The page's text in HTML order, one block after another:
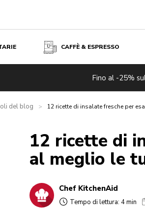
CAFFÈ & ESPRESSO
Fino al -25%
del blog > 12 ricette di insalate fresche per
12 ricette di
al meglio le
Chef KitchenAid
Tempo di lettura: 4 min